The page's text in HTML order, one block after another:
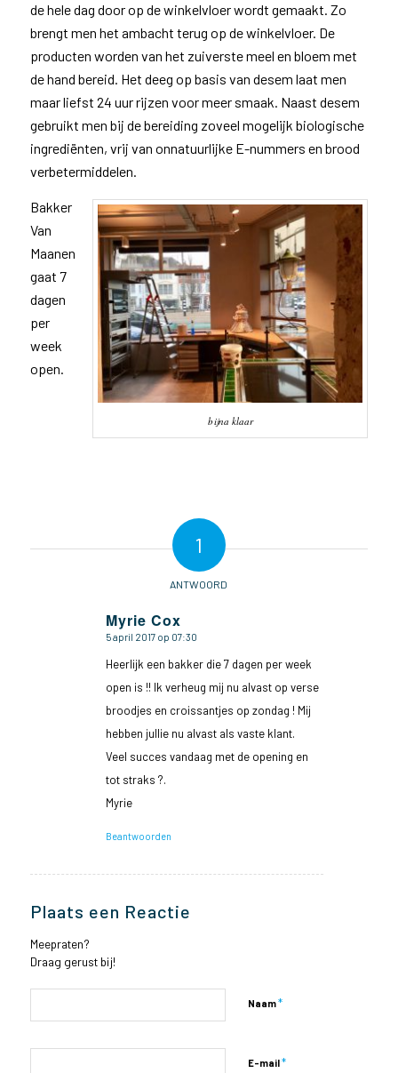
de hele dag door op de winkelvloer wordt gemaakt. Zo
brengt men het ambacht terug op de winkelvloer. De
producten worden van het zuiverste meel en bloem met
de hand bereid. Het deeg op basis van desem laat men
maar liefst 24 uur rijzen voor meer smaak. Naast desem
gebruikt men bij de bereiding zoveel mogelijk biologische
ingrediënten, vrij van onnatuurlijke E-nummers en brood
verbetermiddelen.
bijna klaar
Bakker
Van
Maanen
gaat 7
dagen
per
week
open.
1
ANTWOORD
Myrie Cox
zegt:
5 april 2017 op 07:30
Heerlijk een bakker die 7 dagen per week
open is !! Ik verheug mij nu alvast op verse
broodjes en croissantjes op zondag ! Mij
hebben jullie nu alvast als vaste klant.
Veel succes vandaag met de opening en
tot straks ?.
Myrie
Beantwoorden
Plaats een Reactie
Meepraten?
Draag gerust bij!
Naam*
E-mail*